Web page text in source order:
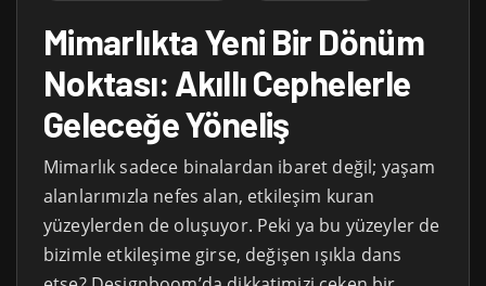
Mimarlıkta Yeni Bir Dönüm
Noktası: Akıllı Cephelerle
Geleceğe Yöneliş
Mimarlık sadece binalardan ibaret değil; yaşam
alanlarımızla nefes alan, etkileşim kuran
yüzeylerden de oluşuyor. Peki ya bu yüzeyler de
bizimle etkileşime girse, değişen ışıkla dans